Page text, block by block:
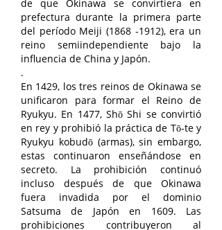
de que Okinawa se convirtiera en
prefectura durante la primera parte
del período Meiji (1868 -1912), era un
reino semiindependiente bajo la
influencia de China y Japón.
.
En 1429, los tres reinos de Okinawa se
unificaron para formar el Reino de
Ryukyu. En 1477, Shō Shi se convirtió
en rey y prohibió la práctica de Tō-te y
Ryukyu kobudō (armas), sin embargo,
estas continuaron enseñándose en
secreto. La prohibición continuó
incluso después de que Okinawa
fuera invadida por el dominio
Satsuma de Japón en 1609. Las
prohibiciones contribuyeron al